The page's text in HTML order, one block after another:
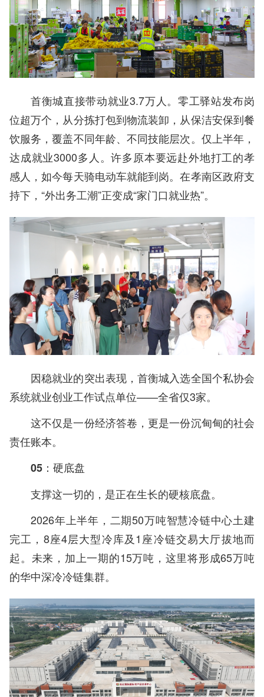
首衡城直接带动就业3.7万人。零工驿站发布岗
位超万个，从分拣打包到物流装卸，从保洁安保到餐
饮服务，覆盖不同年龄、不同技能层次。仅上半年，
达成就业3000多人。许多原本要远赴外地打工的孝
感人，如今每天骑电动车就能到岗。在孝南区政府支
持下，“外出务工潮”正变成“家门口就业热”。
因稳就业的突出表现，首衡城入选全国个私协会
系统就业创业工作试点单位——全省仅3家。
这不仅是一份经济答卷，更是一份沉甸甸的社会
责任账本。
05：硬底盘
支撑这一切的，是正在生长的硬核底盘。
2026年上半年，二期50万吨智慧冷链中心土建
完工，8座4层大型冷库及1座冷链交易大厅拔地而
起。未来，加上一期的15万吨，这里将形成65万吨
的华中深冷冷链集群。